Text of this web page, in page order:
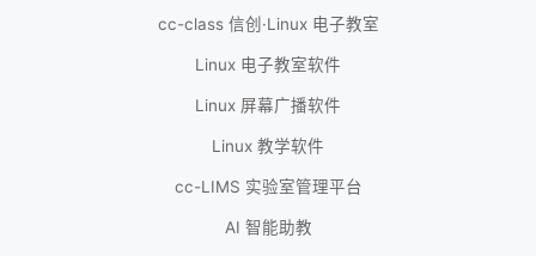
cc-class 信创·Linux 电子教室
Linux 电子教室软件
Linux 屏幕广播软件
Linux 教学软件
cc-LIMS 实验室管理平台
AI 智能助教